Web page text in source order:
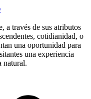
a través de sus atributos
cotidianidad, o
una oportunidad para
una experiencia
natural.